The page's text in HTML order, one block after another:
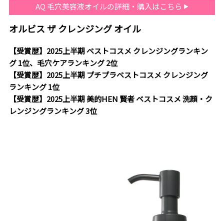
AQ 毛穴美容液オイルの詳細・購入はこちら
オルビス ザ クレンジング オイル
【受賞歴】2025上半期 ベストコスメ クレンジングランキン
グ 1位、毛穴ケアランキング 2位
【受賞歴】2025上半期 プチプラベストコスメ クレンジング
ランキング 1位
【受賞歴】2025上半期 美的HEN 賢者 ベストコスメ 洗顔・ク
レンジングランキング 3位